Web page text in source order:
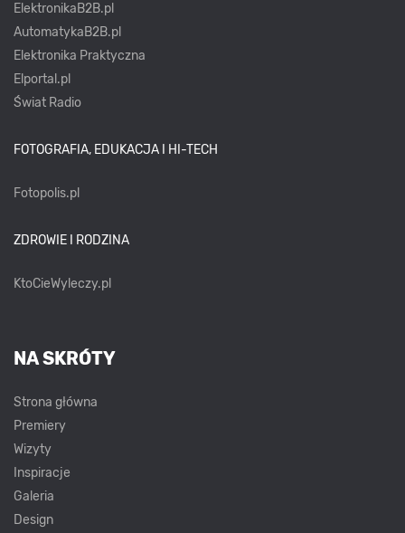
ElektronikaB2B.pl
AutomatykaB2B.pl
Elektronika Praktyczna
Elportal.pl
Świat Radio
FOTOGRAFIA, EDUKACJA I HI-TECH
Fotopolis.pl
ZDROWIE I RODZINA
KtoCieWyleczy.pl
NA SKRÓTY
Strona główna
Premiery
Wizyty
Inspiracje
Galeria
Design